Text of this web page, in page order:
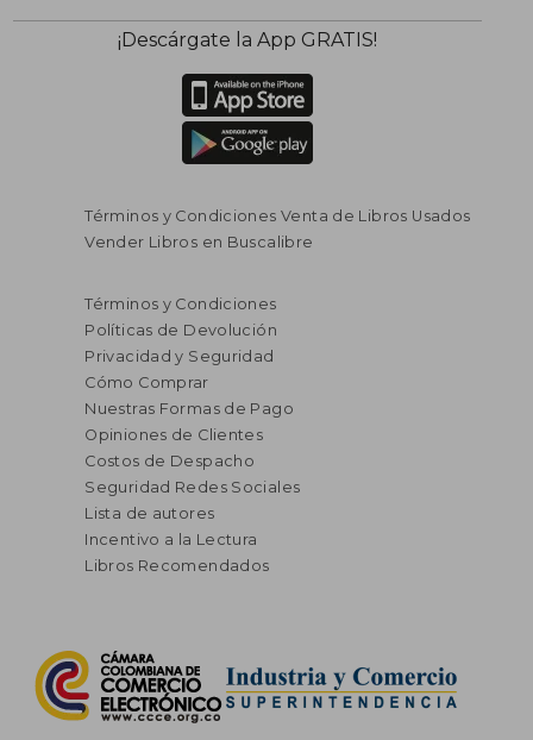
¡Descárgate la App GRATIS!
Términos y Condiciones Venta de Libros Usados
Vender Libros en Buscalibre
Términos y Condiciones
Políticas de Devolución
Privacidad y Seguridad
Cómo Comprar
Nuestras Formas de Pago
Opiniones de Clientes
Costos de Despacho
Seguridad Redes Sociales
Lista de autores
Incentivo a la Lectura
Libros Recomendados